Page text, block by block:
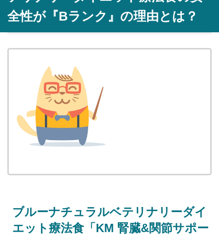
全性が『Bランク』の理由とは？
ブルーナチュラルベテリナリーダイ
エット療法食「KM 腎臓&関節サポー